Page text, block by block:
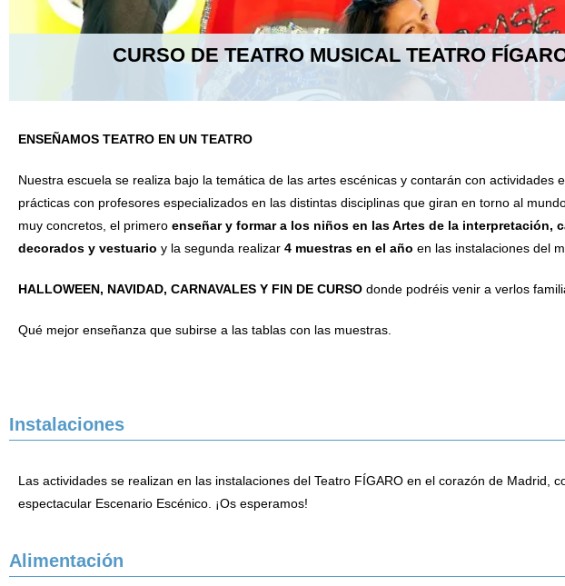
CURSO DE TEATRO MUSICAL TEATRO
ENSEÑAMOS TEATRO EN UN TEATRO
Nuestra escuela se realiza bajo la temática de las artes escénicas y contarán con actividades
prácticas con profesores especializados en las distintas disciplinas que giran en torno al
muy concretos, el primero enseñar y formar a los niños en las Artes de la interpretación,
decorados y vestuario y la segunda realizar 4 muestras en el año en las instalaciones del
HALLOWEEN, NAVIDAD, CARNAVALES Y FIN DE CURSO donde podréis venir a verlos
Qué mejor enseñanza que subirse a las tablas con las muestras.
Instalaciones
Las actividades se realizan en las instalaciones del Teatro FÍGARO en el corazón de Madrid,
espectacular Escenario Escénico. ¡Os esperamos!
Alimentación